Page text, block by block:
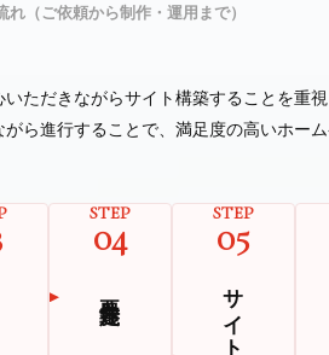
（ご依頼から制作・運用まで）
ただきながらサイト構築することを重視
ら進⾏することで、満⾜度の⾼いホー
STEP
04
STEP
05
サイト構築